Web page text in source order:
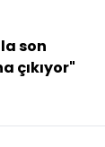
son
çıkıyor"